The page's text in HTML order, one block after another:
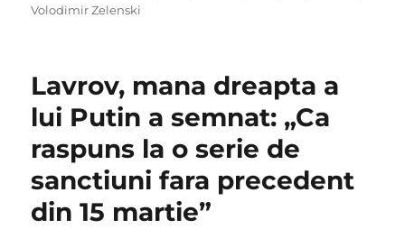
on
Volodimir Zelenski
Lavrov, mana dreapta a
lui Putin a semnat: „Ca
raspuns la o serie de
sanctiuni fara precedent
din 15 martie”